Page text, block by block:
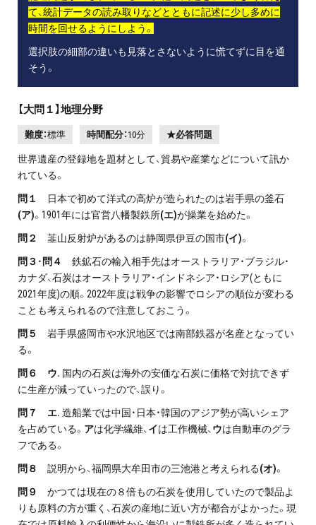
て、統計データの読み取りなどとともに記述に少し多めに
時間を回せるようにしよう。
選択肢の細部の違いも見落とさないように慌てずに目を通
そう。
【大問１】地理分野
難度：標準 時間配分：10分 ★必答問題
世界遺産の登録地を題材として、貿易や産業などについて訊か
れている。
問１
日本で初めて洋式の高炉が造られたのは岩手県の釜石
(ア)。1901年には官営八幡製鉄所(エ)が操業を始めた。
問２ 韮山反射炉があるのは静岡県伊豆の国市(イ)。
問３ ・ 問４
鉄鉱石の輸入相手先はオーストラリア・ブラジル・
カナダ、石炭はオーストラリア・インドネシア・ロシア(ともに
2021年度)の順。2022年度は戦争の影響でロシアの順位が変わる
ことも考えられるので注意しておこう。
問５
岩手県盛岡市や水沢地区では南部鉄器が名産となってい
る。
問６ ウ. 国内の石炭は海外の安価な石炭に価格で対抗できず
に生産が減っていったので、誤り。
問７ エ. 造船業では中国・日本・韓国のアジア勢が高いシェア
を占めている。 アは化学繊維、 イは工作機械、 ウは自動車のグラ
フである。
問８ 説明から、福岡県大牟田市の三池港と考えられる(オ)。
問９
かつては現在の８倍もの石炭を使用していたので製品よ
りも原料の方が重く、石炭の産地に近い方が都合がよかった。現